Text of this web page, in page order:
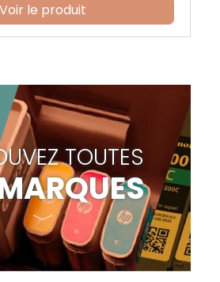
Voir le produit
TOUTES